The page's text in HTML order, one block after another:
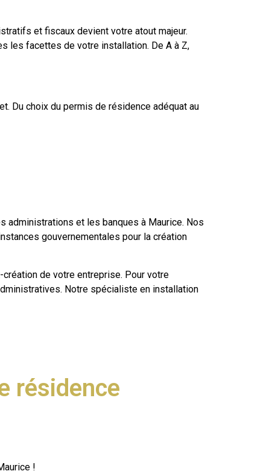
et fiscaux devient votre atout majeur.
les facettes de votre installation. De A à Z,
Du choix du permis de résidence adéquat au
et les banques à Maurice. Nos
gouvernementales pour la création
de votre entreprise. Pour votre
Notre spécialiste en installation
résidence
!